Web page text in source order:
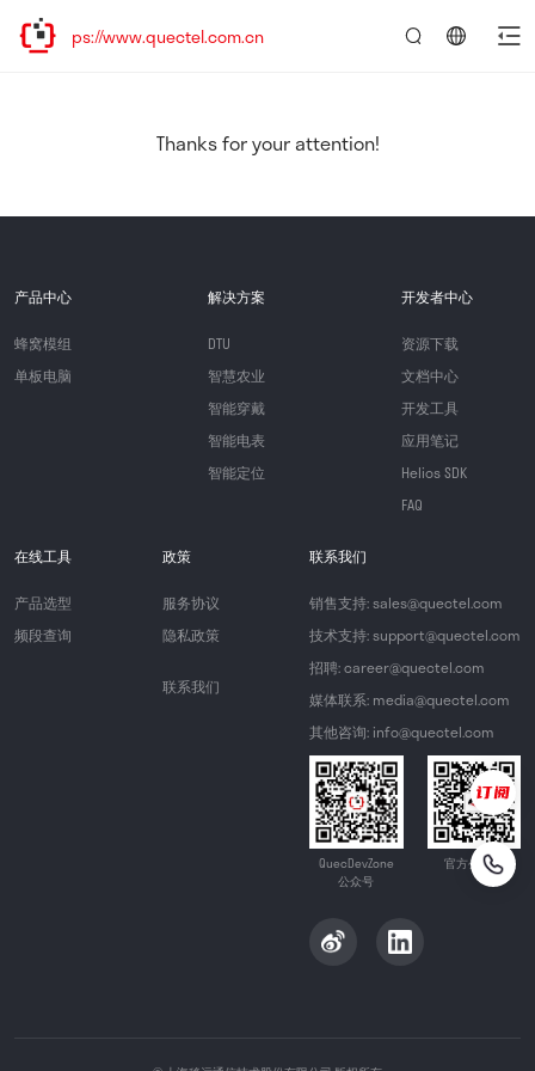
址：https://www.quectel.com.cn
Thanks for your attention!
产品中心
蜂窝模组
单板电脑
解决方案
DTU
智慧农业
智能穿戴
智能电表
智能定位
开发者中心
资源下载
文档中心
开发工具
应用笔记
Helios SDK
FAQ
在线工具
产品选型
频段查询
政策
服务协议
隐私政策
联系我们
联系我们
销售支持: sales@quectel.com
技术支持: support@quectel.com
招聘: career@quectel.com
媒体联系: media@quectel.com
其他咨询: info@quectel.com
QuecDevZone
公众号
官方公众号